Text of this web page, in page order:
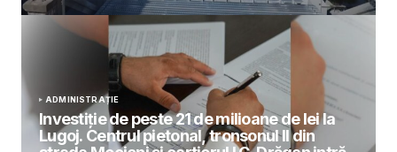
ADMINISTRAȚIE
Investiție de peste 21 de milioane de lei la
Lugoj. Centrul pietonal, tronsonul II din